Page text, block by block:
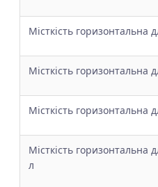
Місткість горизонтальна
Місткість горизонтальна
Місткість горизонтальна
Місткість горизонтальна
л